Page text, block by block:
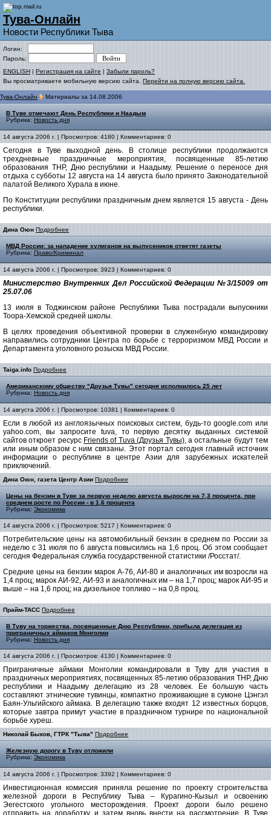
Тува-Онлайн
Новости Республики Тыва
Логин:
Пароль:
ENGLISH | Регистрация на сайте | Забыли пароль?
Вы просматриваете мобильную версию сайта. Перейти на полную версию сайта.
Тува-Онлайн Материалы за 14.08.2006
В Туве отмечают День Республики и Наадым
Рубрика: Новость дня
14 августа 2006 г. | Просмотров: 4180 | Комментариев: 0
Сегодня в Туве выходной день. В столице республики продолжаются
трехдневные праздничные мероприятия, посвященные 85-летию
образования ТНР, Дню республики и Наадыму. Решение о переносе дня
отдыха с субботы 12 августа на 14 августа было принято Законодательной
палатой Великого Хурала в июне.
По Конституции республики праздничным днем является 15 августа - День
республики.
Дина Оюн Подробнее
МВД России: за нападение хулиганов на выпускников ответят газеты
Рубрика: Право/Криминал
14 августа 2006 г. | Просмотров: 3923 | Комментариев: 0
Министерство Внутренних Дел Российской Федерации №3/15009 от
25.07.06
13 июля в Тоджинском районе Республики Тыва пострадали выпускники
Тоора-Хемской средней школы.
В целях проведения объективной проверки в служенбную командировку
направились сотрудники Центра по борьбе с терроризмом МВД России и
Департамента уголовного розыска МВД России.
Taiga.info Подробнее
Американскому обществу "Друзья Тувы" сегодня исполнилось 25 лет
Рубрика: Новость дня
14 августа 2006 г. | Просмотров: 10381 | Комментариев: 0
Если в любой из англоязычных поисковых систем, будь-то google.com или
yahoo.com, вы запросите tuva, то первую десятку выданных системой
сайтов откроет ресурс Friends of Tuva (Друзья Тувы), а остальные будут тем
или иным образом с ним связаны. Этот портал сегодня главный источник
информации о республике в центре Азии для зарубежных искателей
приключений.
Дина Оюн, газета Центр Азии Подробнее
Цены на бензин в Туве за первую неделю августа выросли на 7,3 процента, при
среднем росте по России - в 1,6 процента
Рубрика: Экономика
14 августа 2006 г. | Просмотров: 5217 | Комментариев: 0
Потребительские цены на автомобильный бензин в среднем по России за
неделю с 31 июля по 6 августа повысились на 1,6 проц. Об этом сообщает
сегодня Федеральная служба государственной статистики /Росстат/.
Средние цены на бензин марок А-76, АИ-80 и аналогичных им возросли на
1,4 проц; марок АИ-92, АИ-93 и аналогичных им – на 1,7 проц; марок АИ-95 и
выше – на 1,6 проц; на дизельное топливо – на 0,8 проц.
Прайм-ТАСС Подробнее
В Туву на торжества, посвященные Дню Республики, прибыла делегация из
приграничных аймаков Монголии
Рубрика: Новость дня
14 августа 2006 г. | Просмотров: 4130 | Комментариев: 0
Приграничные аймаки Монголии командировали в Туву для участия в
праздничных мероприятиях, посвященных 85-летию образования ТНР, Дню
республики и Наадыму делегацию из 28 человек. Ее большую часть
составляют этнические тувинцы, компактно проживающие в сумоне Цэнгэл
Баян-Ульгийского аймака. В делегацию также входят 12 известных борцов,
которые завтра примут участие в праздничном турнире по национальной
борьбе хуреш.
Николай Быков, ГТРК "Тыва" Подробнее
Железную дорогу в Туву отложили
Рубрика: Экономика
14 августа 2006 г. | Просмотров: 3392 | Комментариев: 0
Инвестиционная комиссия приняла решение по проекту строительства
железной дороги в Республику Тыва – Курагино-Кызыл и освоению
Эегестского угольного месторождения. Проект дороги было решено